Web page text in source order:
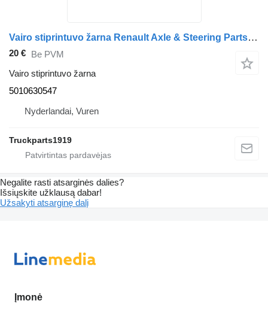
Vairo stiprintuvo žarna Renault Axle & Steering Parts Koelspiraal voor olie 5010630547 sunkvežimio
20 € Be PVM
Vairo stiprintuvo žarna
5010630547
Nyderlandai, Vuren
Truckparts1919
Negalite rasti atsarginės dalies?
Išsiųskite užklausą dabar!
Užsakyti atsarginę dalį
Įmonė